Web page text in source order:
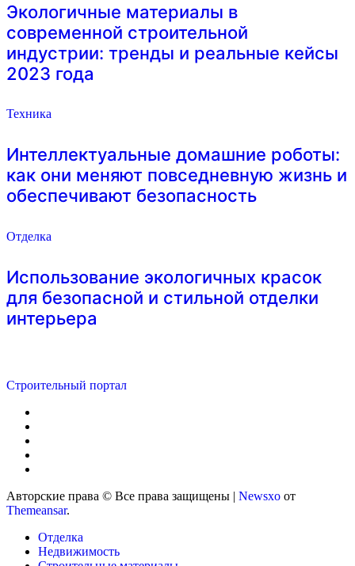
Экологичные материалы в
современной строительной
индустрии: тренды и реальные кейсы
2023 года
Техника
Интеллектуальные домашние роботы:
как они меняют повседневную жизнь и
обеспечивают безопасность
Отделка
Использование экологичных красок
для безопасной и стильной отделки
интерьера
Строительный портал
Авторские права © Все права защищены | Newsxo от
Themeansar.
Отделка
Недвижимость